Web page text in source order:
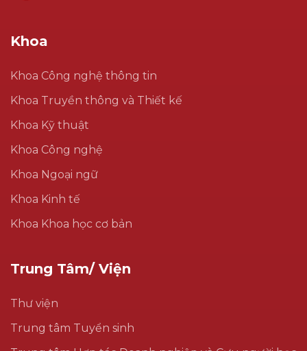
Khoa
Khoa Công nghệ thông tin
Khoa Truyền thông và Thiết kế
Khoa Kỹ thuật
Khoa Công nghệ
Khoa Ngoại ngữ
Khoa Kinh tế
Khoa Khoa học cơ bản
Trung Tâm/ Viện
Thư viện
Trung tâm Tuyển sinh